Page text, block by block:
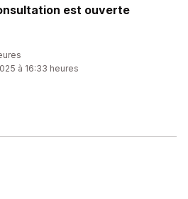
est ouverte
à 16:33 heures